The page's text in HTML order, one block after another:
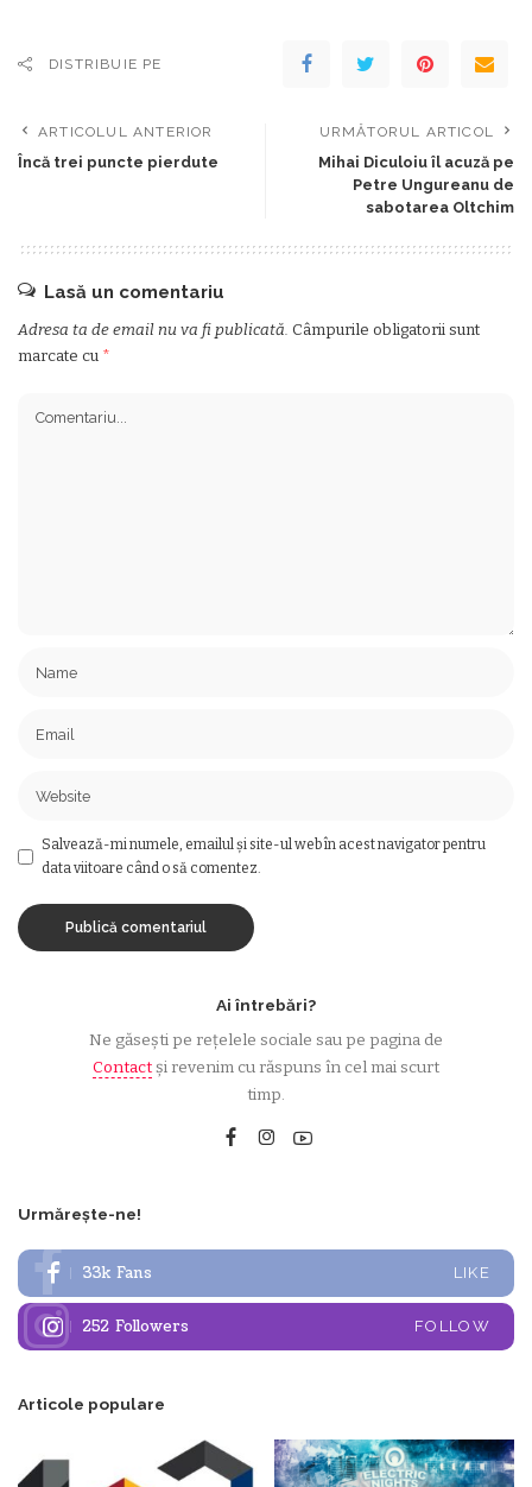
DISTRIBUIE PE
ARTICOLUL ANTERIOR
Încă trei puncte pierdute
URMĂTORUL ARTICOL
Mihai Diculoiu îl acuză pe
Petre Ungureanu de
sabotarea Oltchim
Lasă un comentariu
Adresa ta de email nu va fi publicată. Câmpurile obligatorii sunt
marcate cu *
Salvează-mi numele, emailul și site-ul web în acest navigator pentru
data viitoare când o să comentez.
Ai întrebări?
Ne găsești pe rețelele sociale sau pe pagina de
Contactși revenim cu răspuns în cel mai scurt
timp.
Urmărește-ne!
33k Fans LIKE
252 Followers FOLLOW
Articole populare